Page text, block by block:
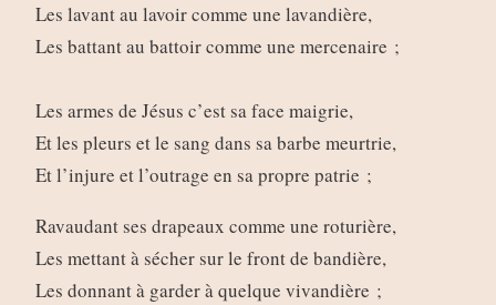
Les lavant au lavoir comme une lavandière,
Les battant au battoir comme une mercenaire ;
Les armes de Jésus c’est sa face maigrie,
Et les pleurs et le sang dans sa barbe meurtrie,
Et l’injure et l’outrage en sa propre patrie ;
Ravaudant ses drapeaux comme une roturière,
Les mettant à sécher sur le front de bandière,
Les donnant à garder à quelque vivandière ;